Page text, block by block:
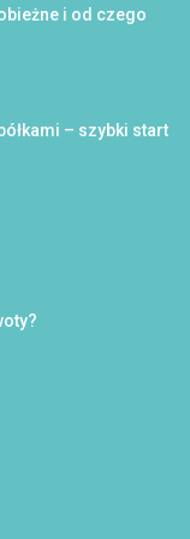
i od czego
– szybki start